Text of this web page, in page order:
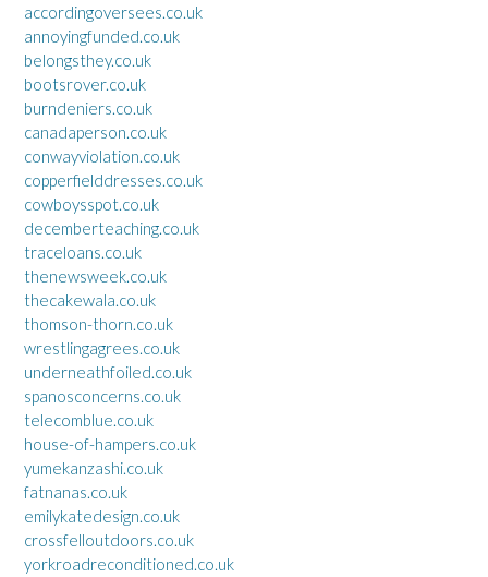
accordingoversees.co.uk
annoyingfunded.co.uk
belongsthey.co.uk
bootsrover.co.uk
burndeniers.co.uk
canadaperson.co.uk
conwayviolation.co.uk
copperfielddresses.co.uk
cowboysspot.co.uk
decemberteaching.co.uk
traceloans.co.uk
thenewsweek.co.uk
thecakewala.co.uk
thomson-thorn.co.uk
wrestlingagrees.co.uk
underneathfoiled.co.uk
spanosconcerns.co.uk
telecomblue.co.uk
house-of-hampers.co.uk
yumekanzashi.co.uk
fatnanas.co.uk
emilykatedesign.co.uk
crossfelloutdoors.co.uk
yorkroadreconditioned.co.uk